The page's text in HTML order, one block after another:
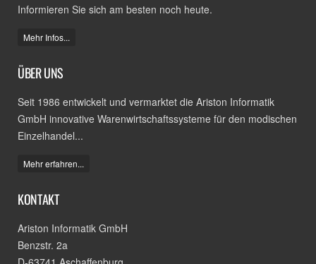
Informieren Sie sich am besten noch heute.
Mehr Infos...
ÜBER UNS
Seit 1986 entwickelt und vermarktet die Ariston Informatik
GmbH innovative Warenwirtschaftssysteme für den modischen
Einzelhandel...
Mehr erfahren...
KONTAKT
Ariston Informatik GmbH
Benzstr. 2a